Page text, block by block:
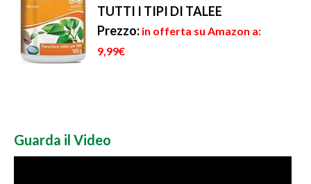
TUTTI I TIPI DI TALEE
Prezzo: in offerta su Amazon a:
9,99€
Guarda il Video